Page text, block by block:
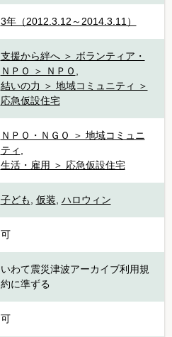
3年（2012.3.12～2014.3.11）
支援から絆へ ＞ ボランティア・
ＮＰＯ ＞ ＮＰＯ ,
結いの力 ＞ 地域コミュニティ ＞
応急仮設住宅
ＮＰＯ・ＮＧＯ ＞ 地域コミュニ
ティ ,
生活・雇用 ＞ 応急仮設住宅
子ども, 仮装, ハロウィン
可
いわて震災津波アーカイブ利用規
約に準ずる
可